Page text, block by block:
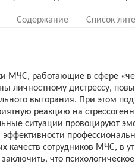
Содержание Список
МЧС, работающие в сфере
личностному дистрессу,
выгорания. При этом
реакцию на
ситуации провоцируют
качеств сотрудников МЧС, в
заключить, что